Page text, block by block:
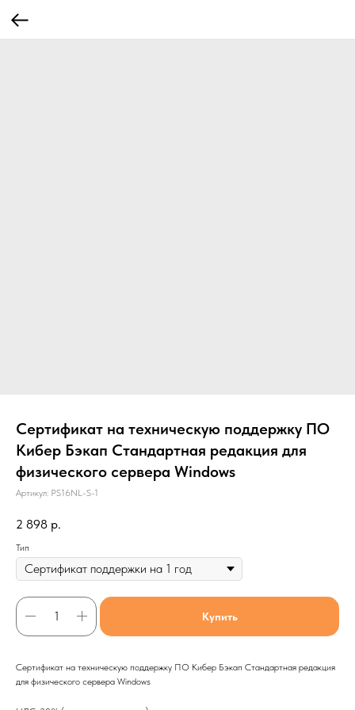
Сертификат на техническую поддержку ПО
Кибер Бэкап Стандартная редакция для
физического сервера Windows
Артикул: PS16NL-S-1
2 898 р.
Тип
Купить
Сертификат на техническую поддержку ПО Кибер Бэкап Стандартная редакция
для физического сервера Windows